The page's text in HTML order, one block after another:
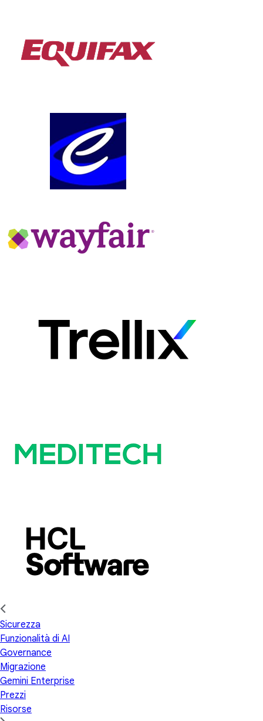
Sicurezza
Funzionalità di AI
Governance
Migrazione
Gemini Enterprise
Prezzi
Risorse